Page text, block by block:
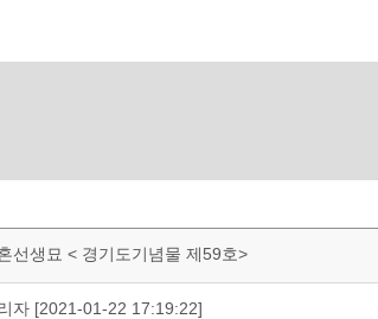
선생묘 < 경기도기념물 제59호>
자 [2021-01-22 17:19:22]